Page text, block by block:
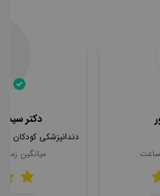
ساعت
دکتر سید
میانگین